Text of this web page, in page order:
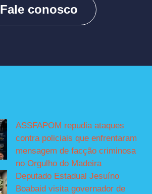
Fale conosco
ASSFAPOM repudia ataques
contra policiais que enfrentaram
mensagem de facção criminosa
no Orgulho do Madeira
Deputado Estadual Jesuíno
Boabaid visita governador de